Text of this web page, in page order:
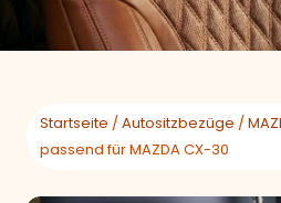
Startseite /Autositzbezüge /
passend für MAZDA CX-30